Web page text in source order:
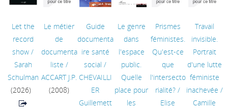
Let the
record
show /
Sarah
Schulman
(2026)
Le métier
de
documenta
liste /
ACCART J.P.
(2008)
Guide
documenta
ire santé
social /
CHEVAILLI
ER
Guillemett
Le genre
dans
l'espace
public.
Quelle
place pour
les
Prismes
féministes.
Qu'est-ce
que
l'intersecto
rialité? /
Elise
Travail
invisible.
Portrait
d'une lutte
féministe
inachevée /
Camille